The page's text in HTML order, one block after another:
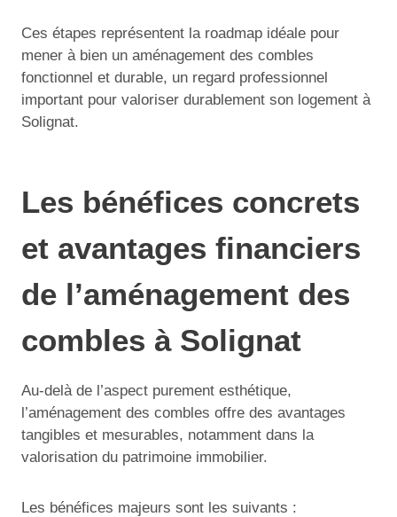
Ces étapes représentent la roadmap idéale pour
mener à bien un aménagement des combles
fonctionnel et durable, un regard professionnel
important pour valoriser durablement son logement à
Solignat.
Les bénéfices concrets
et avantages financiers
de l’aménagement des
combles à Solignat
Au-delà de l’aspect purement esthétique,
l’aménagement des combles offre des avantages
tangibles et mesurables, notamment dans la
valorisation du patrimoine immobilier.
Les bénéfices majeurs sont les suivants :